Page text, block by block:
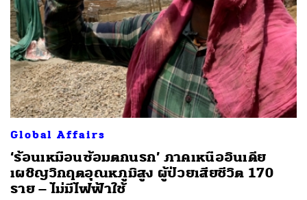
Global Affairs
‘ร้อนเหมือนซ้อมตกนรก’ ภาคเหนืออินเดีย
เผชิญวิกฤตอุณหภูมิสูง ผู้ป่วยเสียชีวิต 170
ราย – ไม่มีไฟฟ้าใช้